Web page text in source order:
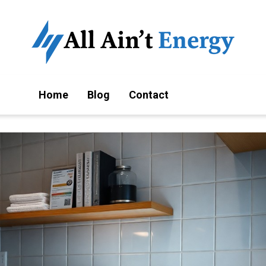
Home Blog Contact